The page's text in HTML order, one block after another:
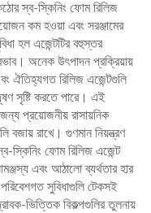
স্ব-স্কিনিং ফোম রিলিজ
কম হওয়া এবং সরঞ্জামের
হল এজেন্টটির বহুস্তর
অনেক উৎপাদন প্রক্রিয়ায়
ঐতিহ্যগত রিলিজ এজেন্টগুলি
সৃষ্টি করতে পারে। এই
প্রয়োজনীয় রাসায়নিক
বজায় রাখে। গুণমান নিয়ন্ত্রণ
স্কিনিং ফোম রিলিজ এজেন্ট
এবং আঠালো ব্যর্থতার হার
সুবিধাগুলি টেকসই
ভিত্তিক বিকল্পগুলির তুলনায়